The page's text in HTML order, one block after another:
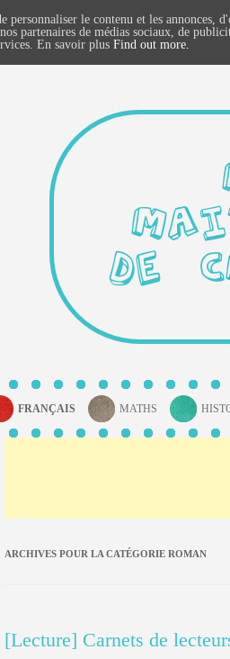
DE
FRANÇAIS MATHS
ARCHIVES POUR LA CATÉGORIE ROMAN
[Lecture] Carnets de
personnaliser le contenu et les
partenaires de médias sociaux, de
En savoir plus Find out more.